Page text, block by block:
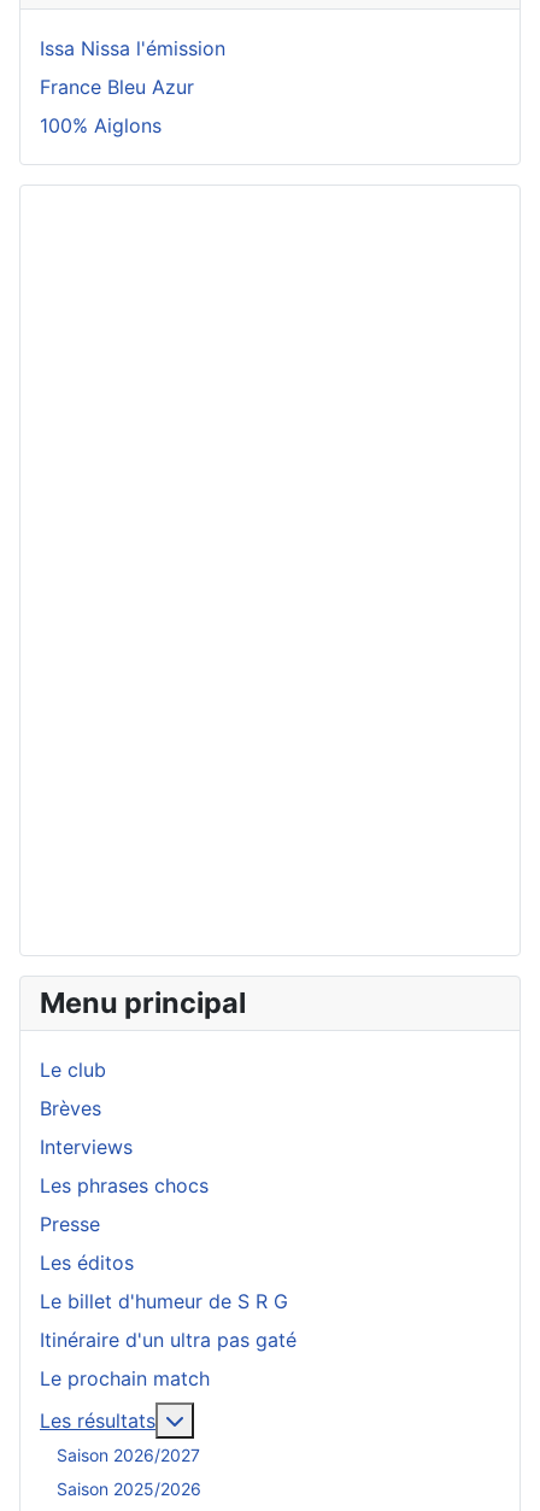
Issa Nissa l'émission
France Bleu Azur
100% Aiglons
Menu principal
Le club
Brèves
Interviews
Les phrases chocs
Presse
Les éditos
Le billet d'humeur de S R G
Itinéraire d'un ultra pas gaté
Le prochain match
Les résultats
Saison 2026/2027
Saison 2025/2026